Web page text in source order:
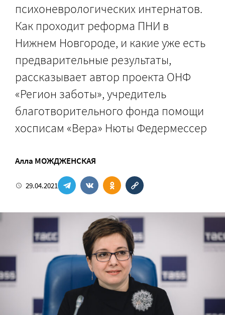
психоневрологических интернатов.
Как проходит реформа ПНИ в
Нижнем Новгороде, и какие уже есть
предварительные результаты,
рассказывает автор проекта ОНФ
«Регион заботы», учредитель
благотворительного фонда помощи
хосписам «Вера» Нюты Федермессер
Алла МОЖДЖЕНСКАЯ
29.04.2021